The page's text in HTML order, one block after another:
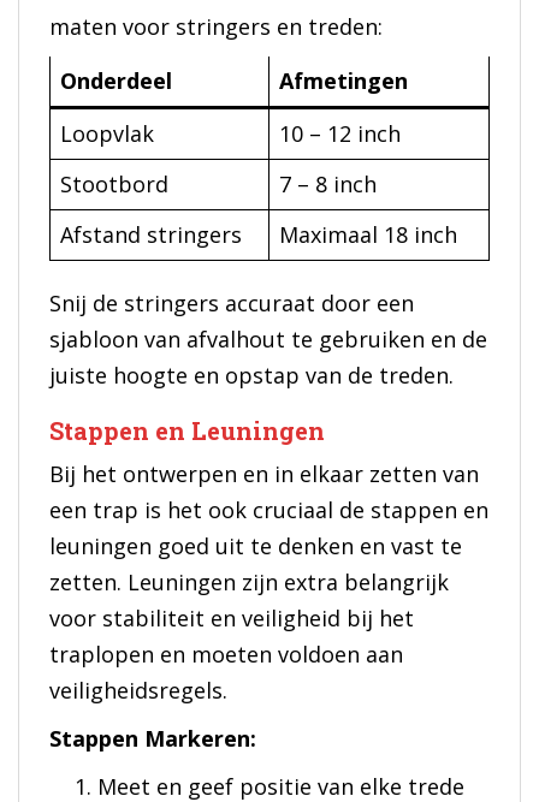
maten voor stringers en treden:
Onderdeel
Afmetingen
Loopvlak
10 – 12 inch
Stootbord
7 – 8 inch
Afstand stringers
Maximaal 18 inch
Snij de stringers accuraat door een
sjabloon van afvalhout te gebruiken en de
juiste hoogte en opstap van de treden.
Stappen en Leuningen
Bij het ontwerpen en in elkaar zetten van
een trap is het ook cruciaal de stappen en
leuningen goed uit te denken en vast te
zetten. Leuningen zijn extra belangrijk
voor stabiliteit en veiligheid bij het
traplopen en moeten voldoen aan
veiligheidsregels.
Stappen Markeren:
Meet en geef positie van elke trede